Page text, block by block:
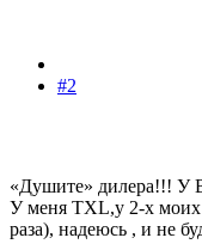
#2
«Душите» дилера!!! У
У меня TXL,у 2-х
раза), надеюсь , и не